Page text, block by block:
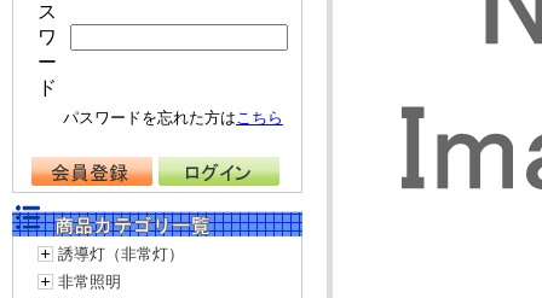
ス
ワ
ー
ド
パスワードを忘れた方はこちら
誘導灯（非常灯）
非常照明